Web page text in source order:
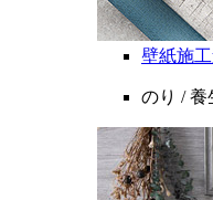
壁紙施
のり / 養